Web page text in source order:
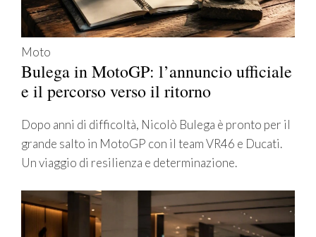
Moto
Bulega in MotoGP: l’annuncio ufficiale
e il percorso verso il ritorno
Dopo anni di difficoltà, Nicolò Bulega è pronto per il
grande salto in MotoGP con il team VR46 e Ducati.
Un viaggio di resilienza e determinazione.